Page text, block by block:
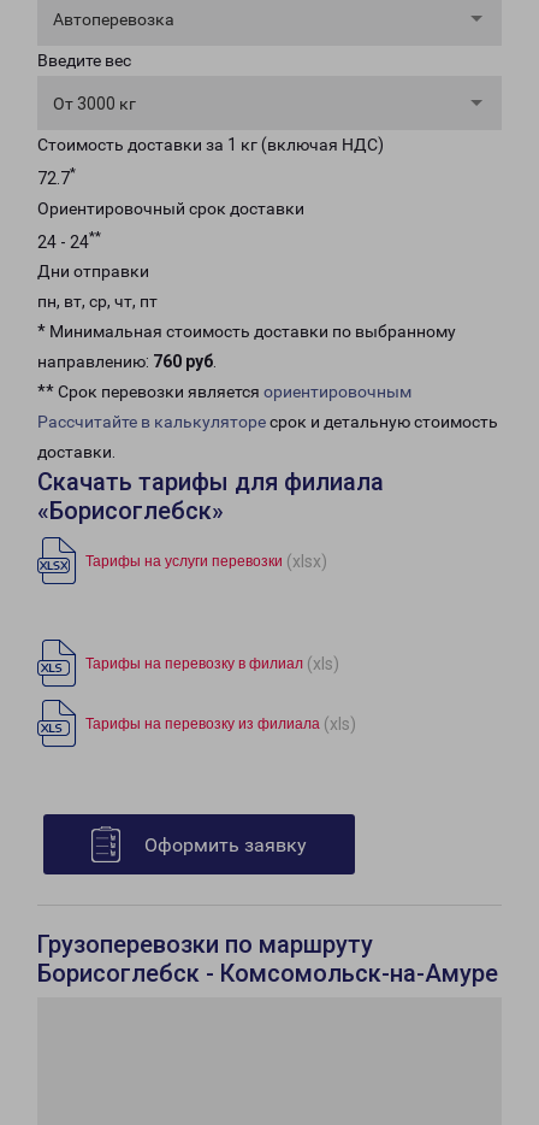
Автоперевозка
Введите вес
От 3000 кг
Стоимость доставки за 1 кг (включая НДС)
72.7*
Ориентировочный срок доставки
24 - 24**
Дни отправки
пн, вт, ср, чт, пт
* Минимальная стоимость доставки по выбранному
направлению: 760 руб.
** Срок перевозки является ориентировочным
Рассчитайте в калькуляторесрок и детальную стоимость
доставки.
Скачать тарифы для филиала
«Борисоглебск»
Тарифы на услуги перевозки (xlsx)
Тарифы на перевозку в филиал (xls)
Тарифы на перевозку из филиала (xls)
Оформить заявку
Грузоперевозки по маршруту
Борисоглебск - Комсомольск-на-Амуре